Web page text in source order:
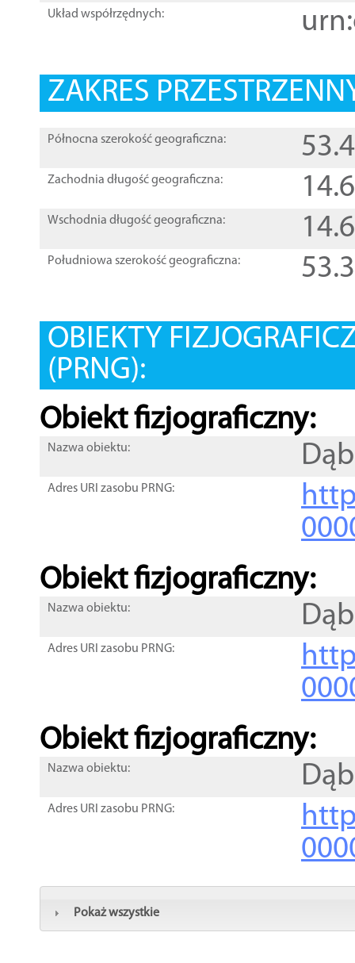
Układ współrzędnych:
ZAKRES
Północna szerokość geograficzna:
Zachodnia długość geograficzna:
Wschodnia długość geograficzna:
Południowa szerokość geograficzna:
OBIEKTY
(PRNG):
Obiekt fizjograficzny:
Nazwa obiektu:
Adres URI zasobu PRNG:
Obiekt fizjograficzny:
Nazwa obiektu:
Adres URI zasobu PRNG:
Obiekt fizjograficzny:
Nazwa obiektu:
Adres URI zasobu PRNG:
Pokaż wszystkie